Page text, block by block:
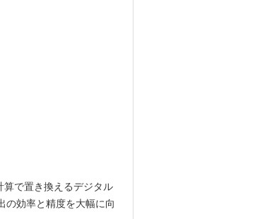
算で置き換えるデジタル
の効率と精度を大幅に向